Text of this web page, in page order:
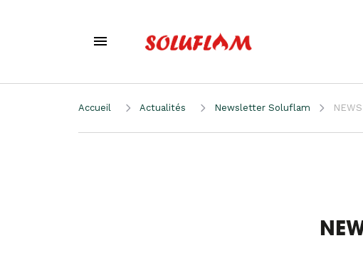
Accueil Actualités Newsletter Soluflam